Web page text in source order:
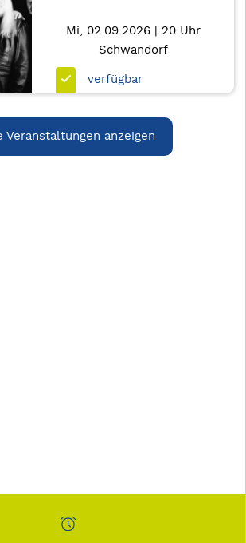
Mi, 02.09.2026 | 20 Uhr
Schwandorf
verfügbar
Veranstaltungen anzeigen